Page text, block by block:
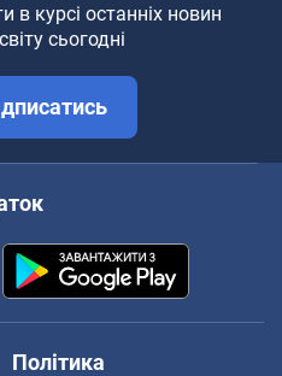
в курсі останніх новин
сьогодні
Політика